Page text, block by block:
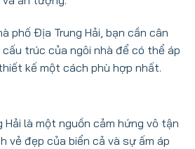
phố Địa Trung Hải, bạn cần cân
trúc của ngôi nhà để có thể áp
kế một cách phù hợp nhất.
Hải là một nguồn cảm hứng vô tận
vẻ đẹp của biển cả và sự ấm áp